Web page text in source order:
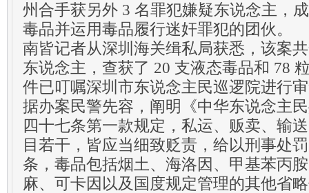
州合手获另外 3 名罪犯嫌疑东说念主，
毒品并运用毒品履行迷奸罪犯的团伙。
南皆记者从深圳海关缉私局获悉，该案
东说念主，查获了 20 支液态毒品和 78
件已叮嘱深圳市东说念主民巡逻院进行
据办案民警先容，阐明《中华东说念主
四十七条第一款规定，私运、贩卖、输
目若干，皆应当细致贬责，给以刑事处
条，毒品包括烟土、海洛因、甲基苯丙
麻、可卡因以及国度规定管理的其他省